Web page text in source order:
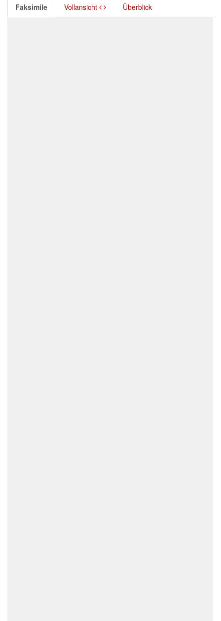
Faksimile Vollansicht Überblick